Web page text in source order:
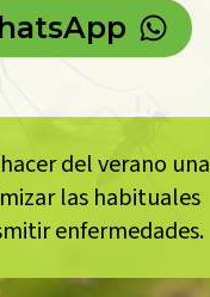
del verano una
las habituales
enfermedades.